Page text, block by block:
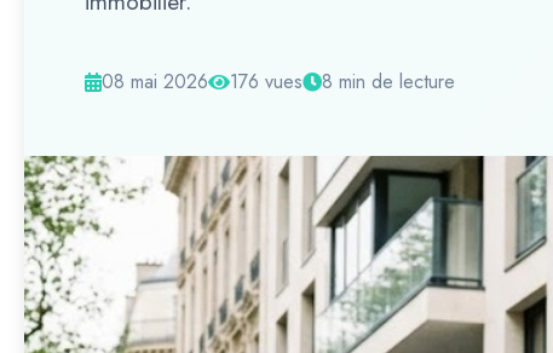
08 mai 2026 176 vues 8 min de lecture